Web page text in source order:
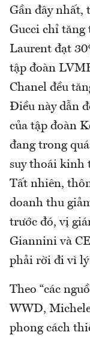
Gần đây nhất,
Gucci chỉ tăng
Laurent đạt
tập đoàn
Chanel đều
Điều này dẫn
của tập đoàn
đang trong
suy thoái kinh
Tất nhiên,
doanh thu
trước đó, vị
Giannini và
phải rời đi vì
Theo “các
WWD,
phong cách